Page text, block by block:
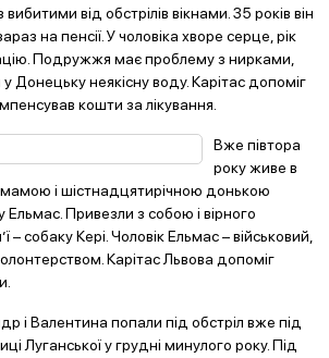
від обстрілів вікнами. 35 років він
на пенсії. У чоловіка хворе серце, рік
Подружжя має проблему з нирками,
Донецьку неякісну воду. Карітас допоміг
кошти за лікування.
Вже півтора
року живе в
мамою і шістнадцятирічною донькою
Привезли з собою і вірного
– собаку Кері. Чоловік Ельмас – військовий,
Карітас Львова допоміг
і Валентина попали під обстріл вже під
Луганської у грудні минулого року. Під